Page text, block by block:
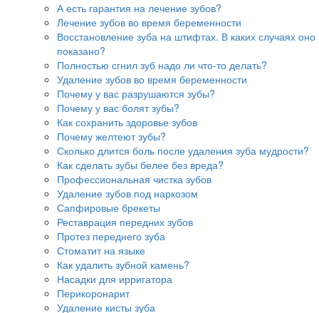
А есть гарантия на лечение зубов?
Лечение зубов во время беременности
Восстановление зуба на штифтах. В каких случаях оно
показано?
Полностью сгнил зуб надо ли что-то делать?
Удаление зубов во время беременности
Почему у вас разрушаются зубы?
Почему у вас болят зубы?
Как сохранить здоровье зубов
Почему желтеют зубы?
Сколько длится боль после удаления зуба мудрости?
Как сделать зубы белее без вреда?
Профессиональная чистка зубов
Удаление зубов под наркозом
Сапфировые брекеты
Реставрация передних зубов
Протез переднего зуба
Стоматит на языке
Как удалить зубной камень?
Насадки для ирригатора
Перикоронарит
Удаление кисты зуба